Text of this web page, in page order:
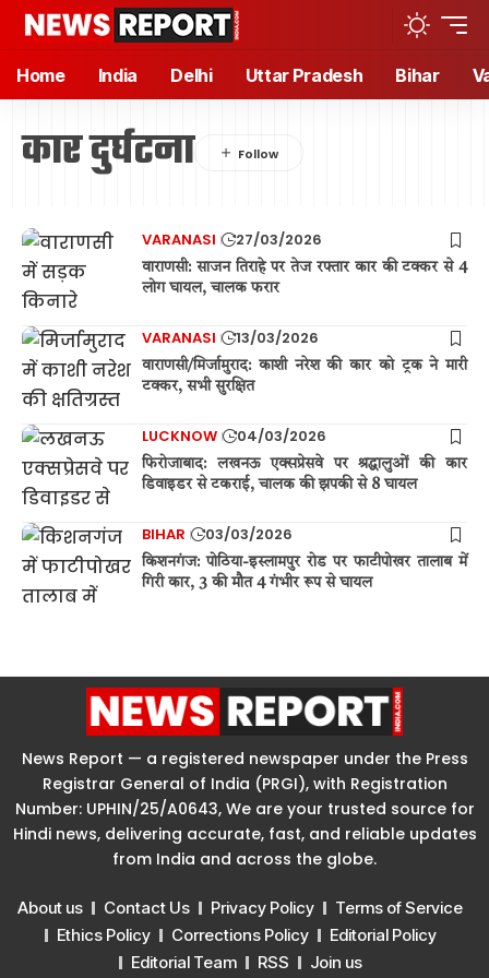
Home India Delhi Uttar Pradesh Bihar
कार दुर्घटना
VARANASI 27/03/2026
वाराणसी: साजन तिराहे पर तेज रफ्तार कार की टक्कर से 4
लोग घायल, चालक फरार
VARANASI 13/03/2026
वाराणसी/मिर्जामुराद: काशी नरेश की कार को ट्रक ने मारी
टक्कर, सभी सुरक्षित
LUCKNOW 04/03/2026
फिरोजाबाद: लखनऊ एक्सप्रेसवे पर श्रद्धालुओं की कार
डिवाइडर से टकराई, चालक की झपकी से 8 घायल
BIHAR 03/03/2026
किशनगंज: पोठिया-इस्लामपुर रोड पर फाटीपोखर तालाब में
गिरी कार, 3 की मौत 4 गंभीर रूप से घायल
News Report — a registered newspaper under the Press
Registrar General of India (PRGI), with Registration
Number: UPHIN/25/A0643, We are your trusted source for
Hindi news, delivering accurate, fast, and reliable updates
from India and across the globe.
About us Contact Us Privacy Policy
Terms of Service
Ethics Policy
Corrections Policy
Editorial Policy
Editorial Team
RSS Join us